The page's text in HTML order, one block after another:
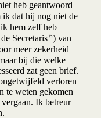
heb geantwoord
ik dat hij nog niet de
hem zelf heb
Secretaris 6) van
meer zekerheid
bij die welke
zat geen brief.
verloren
te weten gekomen
Ik betreur